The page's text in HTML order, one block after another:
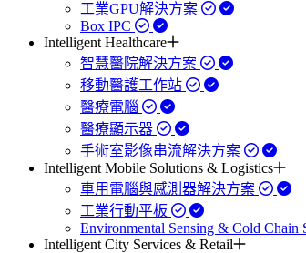
工業GPU解決方案
Box IPC
Intelligent Healthcare
智慧醫院解決方案
移動醫護工作站
醫療電腦
醫療顯示器
手術室影像串流解決方案
Intelligent Mobile Solutions & Logistics
車用電腦與感測器解決方案
工業行動平板
Environmental Sensing & Cold Chain
Intelligent City Services & Retail